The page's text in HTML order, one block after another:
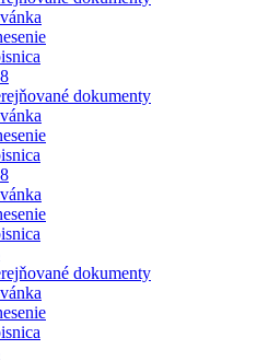
dokumenty
dokumenty